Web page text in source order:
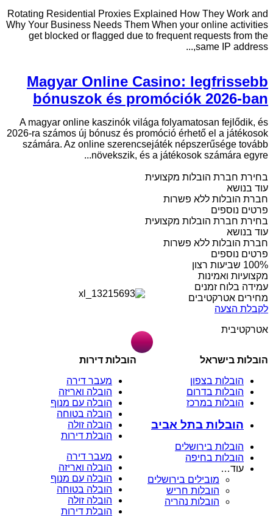
Rotating Residential Proxies Explained How They Work and
Why Your Business Needs Them When your online activities
get blocked or flagged due to frequent requests from the
same IP address,...
Magyar Online Casino: legfrissebb
bónuszok és promóciók 2026-ban
A magyar online kaszinók világa folyamatosan fejlődik, és
2026-ra számos új bónusz és promóció érhető el a játékosok
számára. Az online szerencsejáték népszerűsége tovább
növekszik, és a játékosok számára egyre...
בחירת חברת הובלות מקצועית
עוד בנושא
חברת הובלות ללא פשרות
פרטים נוספים
בחירת חברת הובלות מקצועית
עוד בנושא
חברת הובלות ללא פשרות
פרטים נוספים
מקצועיות ואמינות
עמידה בלוח זמנים
מחירים אטרקטיבים
לקבלת הצעה
אטרקטיבית
הובלות בישראל
הובלות בצפון
הובלות בדרום
הובלות במרכז
הובלות בתל אביב
הובלות בירושלים
הובלות בחיפה
עוד…
מובילים בירושלים
הובלות חריש
הובלות נהריה
הובלות דירות
מעבר דירה
הובלה ואריזה
הובלה עם מנוף
הובלה בטוחה
הובלה זולה
הובלת דירות
מעבר דירה
הובלה ואריזה
הובלה עם מנוף
הובלה בטוחה
הובלה זולה
הובלת דירות